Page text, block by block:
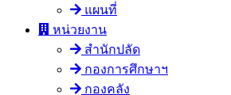
แผนที่
หน่วยงาน
สำนักปลัด
กองการศึกษาฯ
กองคลัง